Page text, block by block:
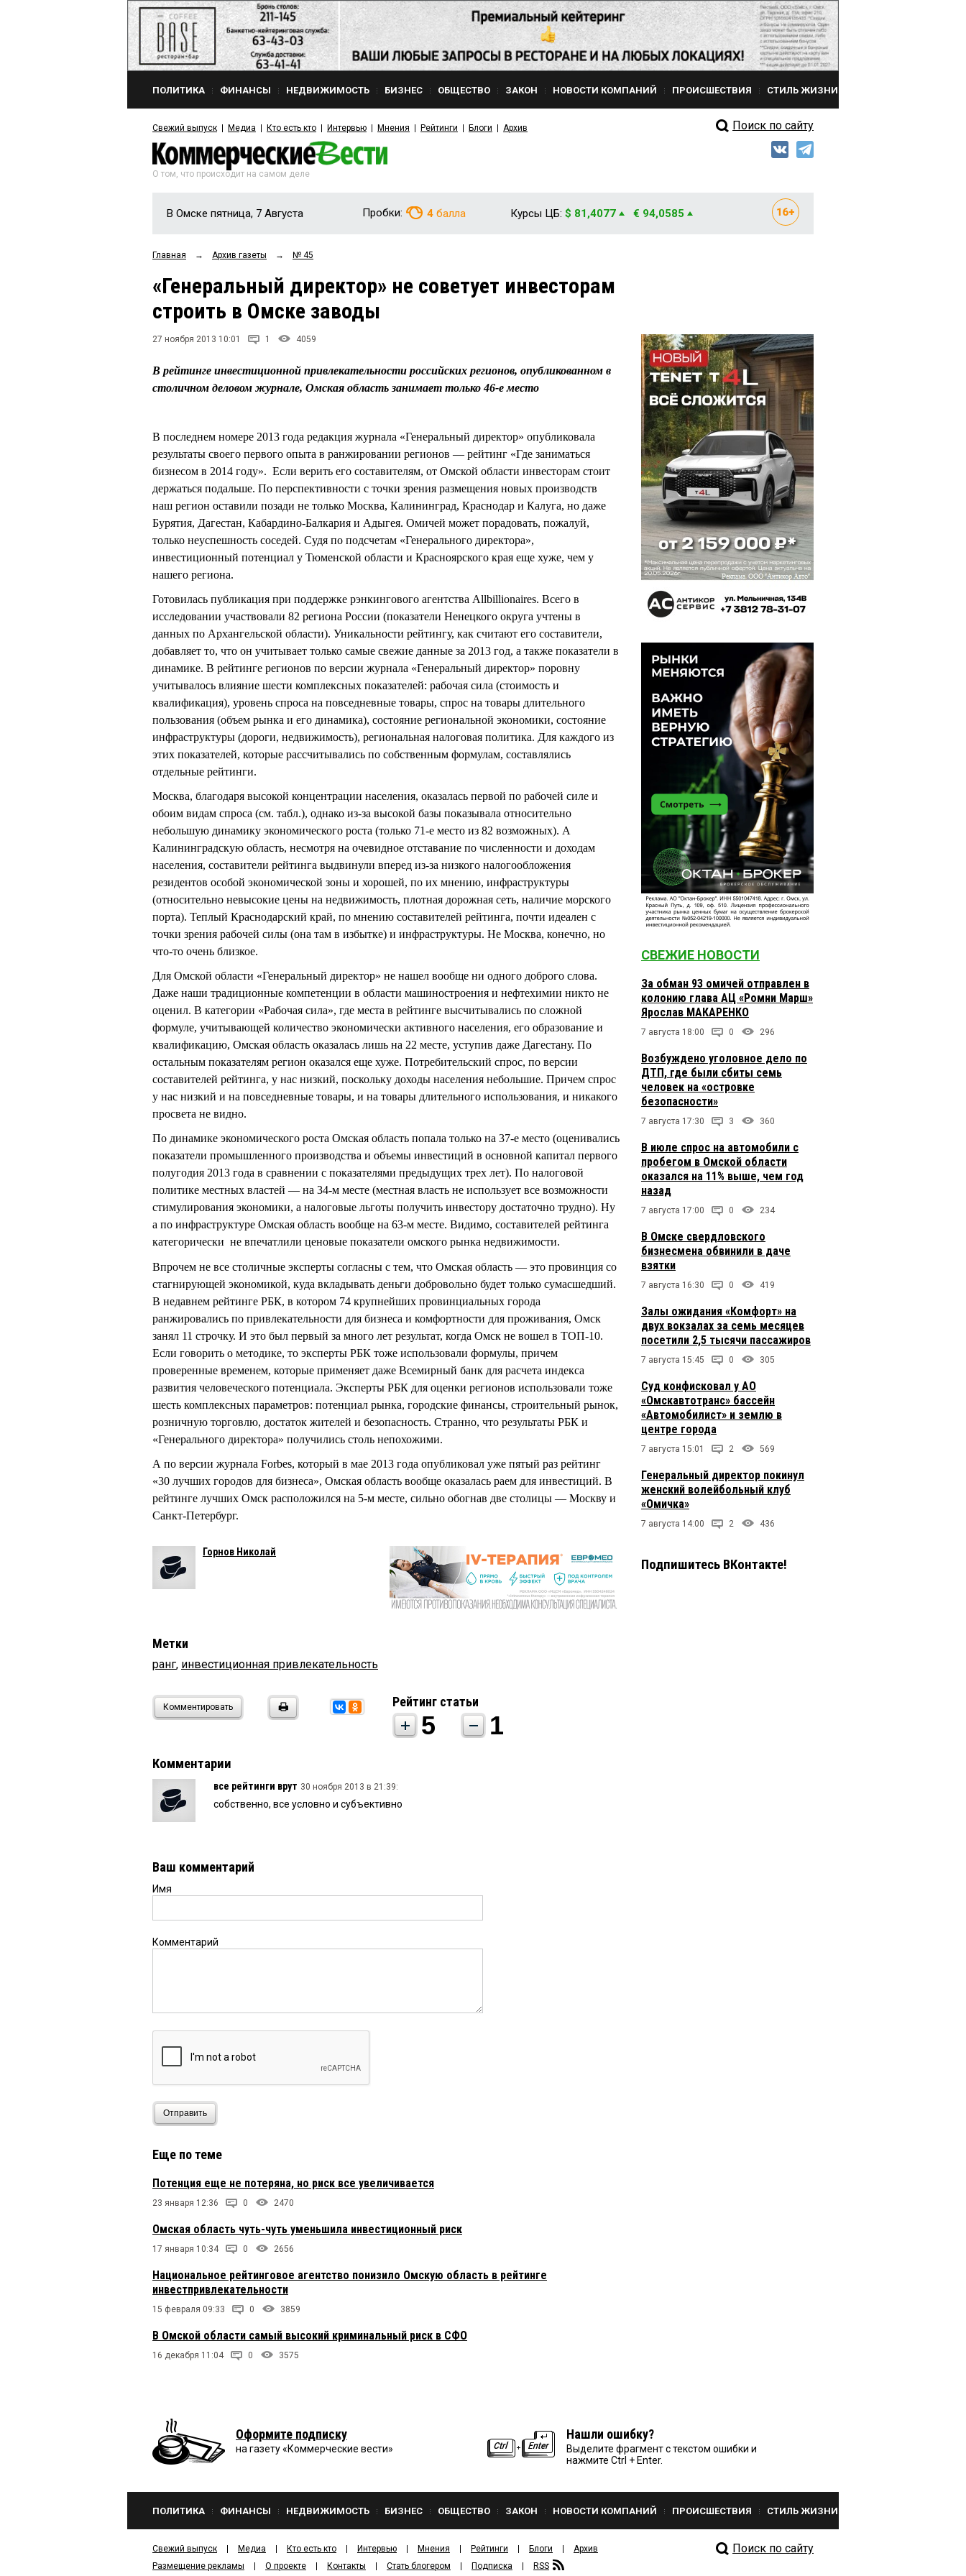
ПОЛИТИКА ФИНАНСЫ НЕДВИЖИМОСТЬ БИЗНЕС ОБЩЕСТВО ЗАКОН НОВОСТИ КОМПАНИЙ ПРОИСШЕСТВИЯ СТИЛЬ ЖИЗНИ
Свежий выпуск Медиа Кто есть кто Интервью Мнения Рейтинги Блоги Архив Поиск по сайту
О том, что происходит на самом деле
В Омске пятница, 7 Августа Пробки: 4 балла Курсы ЦБ: $ 81,4077 € 94,0585
Главная → Архив газеты → № 45
«Генеральный директор» не советует инвесторам
строить в Омске заводы
27 ноября 2013 10:01 1 4059
В рейтинге инвестиционной привлекательности российских регионов, опубликованном в
столичном деловом журнале, Омская область занимает только 46-е место
В последнем номере 2013 года редакция журнала «Генеральный директор» опубликовала
результаты своего первого опыта в ранжировании регионов — рейтинг «Где заниматься
бизнесом в 2014 году». Если верить его составителям, от Омской области инвесторам стоит
держаться подальше. По перспективности с точки зрения размещения новых производств
наш регион оставили позади не только Москва, Калининград, Краснодар и Калуга, но даже
Бурятия, Дагестан, Кабардино-Балкария и Адыгея. Омичей может порадовать, пожалуй,
только неуспешность соседей. Судя по подсчетам «Генерального директора»,
инвестиционный потенциал у Тюменской области и Красноярского края еще хуже, чем у
нашего региона.
Готовилась публикация при поддержке рэнкингового агентства Allbillionaires. Всего в
исследовании участвовали 82 региона России (показатели Ненецкого округа учтены в
данных по Архангельской области). Уникальности рейтингу, как считают его составители,
добавляет то, что он учитывает только самые свежие данные за 2013 год, а также показатели в
динамике. В рейтинге регионов по версии журнала «Генеральный директор» поровну
учитывалось влияние шести комплексных показателей: рабочая сила (стоимость и
квалификация), уровень спроса на повседневные товары, спрос на товары длительного
пользования (объем рынка и его динамика), состояние региональной экономики, состояние
инфраструктуры (дороги, недвижимость), региональная налоговая политика. Для каждого из
этих показателей, которые рассчитывались по собственным формулам, составлялись
отдельные рейтинги.
Москва, благодаря высокой концентрации населения, оказалась первой по рабочей силе и
обоим видам спроса (см. табл.), однако из-за высокой базы показывала относительно
небольшую динамику экономического роста (только 71-е место из 82 возможных). А
Калининградскую область, несмотря на очевидное отставание по численности и доходам
населения, составители рейтинга выдвинули вперед из-за низкого налогообложения
резидентов особой экономической зоны и хорошей, по их мнению, инфраструктуры
(относительно невысокие цены на недвижимость, плотная дорожная сеть, наличие морского
порта). Теплый Краснодарский край, по мнению составителей рейтинга, почти идеален с
точки зрения рабочей силы (она там в избытке) и инфраструктуры. Не Москва, конечно, но
что-то очень близкое.
Для Омской области «Генеральный директор» не нашел вообще ни одного доброго слова.
Даже наши традиционные компетенции в области машиностроения и нефтехимии никто не
оценил. В категории «Рабочая сила», где места в рейтинге высчитывались по сложной
формуле, учитывающей количество экономически активного населения, его образование и
квалификацию, Омская область оказалась лишь на 22 месте, уступив даже Дагестану. По
остальным показателям регион оказался еще хуже. Потребительский спрос, по версии
составителей рейтинга, у нас низкий, поскольку доходы населения небольшие. Причем спрос
у нас низкий и на повседневные товары, и на товары длительного использования, и никакого
просвета не видно.
По динамике экономического роста Омская область попала только на 37-е место (оценивались
показатели промышленного производства и объемы инвестиций в основной капитал первого
полугодия 2013 года в сравнении с показателями предыдущих трех лет). По налоговой
политике местных властей — на 34-м месте (местная власть не использует все возможности
стимулирования экономики, а налоговые льготы получить инвестору достаточно трудно). Ну
а по инфраструктуре Омская область вообще на 63-м месте. Видимо, составителей рейтинга
категорически не впечатлили ценовые показатели омского рынка недвижимости.
Впрочем не все столичные эксперты согласны с тем, что Омская область — это провинция со
стагнирующей экономикой, куда вкладывать деньги добровольно будет только сумасшедший.
В недавнем рейтинге РБК, в котором 74 крупнейших провинциальных города
ранжировались по привлекательности для бизнеса и комфортности для проживания, Омск
занял 11 строчку. И это был первый за много лет результат, когда Омск не вошел в ТОП-10.
Если говорить о методике, то эксперты РБК тоже использовали формулы, причем
проверенные временем, которые применяет даже Всемирный банк для расчета индекса
развития человеческого потенциала. Эксперты РБК для оценки регионов использовали тоже
шесть комплексных параметров: потенциал рынка, городские финансы, строительный рынок,
розничную торговлю, достаток жителей и безопасность. Странно, что результаты РБК и
«Генерального директора» получились столь непохожими.
А по версии журнала Forbes, который в мае 2013 года опубликовал уже пятый раз рейтинг
«30 лучших городов для бизнеса», Омская область вообще оказалась раем для инвестиций. В
рейтинге лучших Омск расположился на 5-м месте, сильно обогнав две столицы — Москву и
Санкт-Петербург.
Горнов Николай
Метки
ранг, инвестиционная привлекательность
Комментировать Рейтинг статьи
5 1
Комментарии
все рейтинги врут 30 ноября 2013 в 21:39:
собственно, все условно и субъективно
Ваш комментарий
Имя
Комментарий
Отправить
Еще по теме
Потенция еще не потеряна, но риск все увеличивается
23 января 12:36 0 2470
Омская область чуть-чуть уменьшила инвестиционный риск
17 января 10:34 0 2656
Национальное рейтинговое агентство понизило Омскую область в рейтинге
инвестпривлекательности
15 февраля 09:33 0 3859
В Омской области самый высокий криминальный риск в СФО
16 декабря 11:04 0 3575
СВЕЖИЕ НОВОСТИ
За обман 93 омичей отправлен в
колонию глава АЦ «Ромни Марш»
Ярослав МАКАРЕНКО
7 августа 18:00 0 296
Возбуждено уголовное дело по
ДТП, где были сбиты семь
человек на «островке
безопасности»
7 августа 17:30 3 360
В июле спрос на автомобили с
пробегом в Омской области
оказался на 11% выше, чем год
назад
7 августа 17:00 0 234
В Омске свердловского
бизнесмена обвинили в даче
взятки
7 августа 16:30 0 419
Залы ожидания «Комфорт» на
двух вокзалах за семь месяцев
посетили 2,5 тысячи пассажиров
7 августа 15:45 0 305
Суд конфисковал у АО
«Омскавтотранс» бассейн
«Автомобилист» и землю в
центре города
7 августа 15:01 2 569
Генеральный директор покинул
женский волейбольный клуб
«Омичка»
7 августа 14:00 2 436
Подпишитесь ВКонтакте!
Оформите подписку
на газету «Коммерческие вести»
Нашли ошибку?
Выделите фрагмент с текстом ошибки и
нажмите Ctrl + Enter.
ПОЛИТИКА ФИНАНСЫ НЕДВИЖИМОСТЬ БИЗНЕС ОБЩЕСТВО ЗАКОН НОВОСТИ КОМПАНИЙ ПРОИСШЕСТВИЯ СТИЛЬ ЖИЗНИ
Свежий выпуск Медиа Кто есть кто Интервью Мнения Рейтинги Блоги
Архив
Размещение рекламы
О проекте Контакты Стать блогером Подписка RSS
Поиск по сайту